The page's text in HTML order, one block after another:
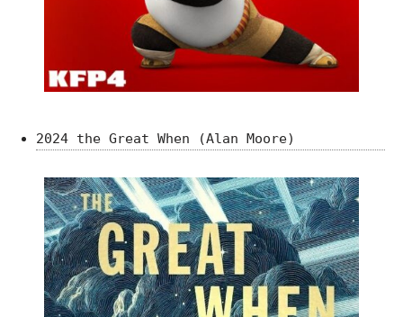
2024 the Great When (Alan Moore)